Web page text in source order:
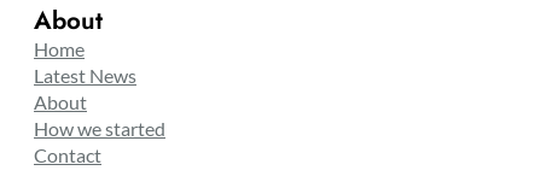
About
Home
Latest News
About
How we started
Contact